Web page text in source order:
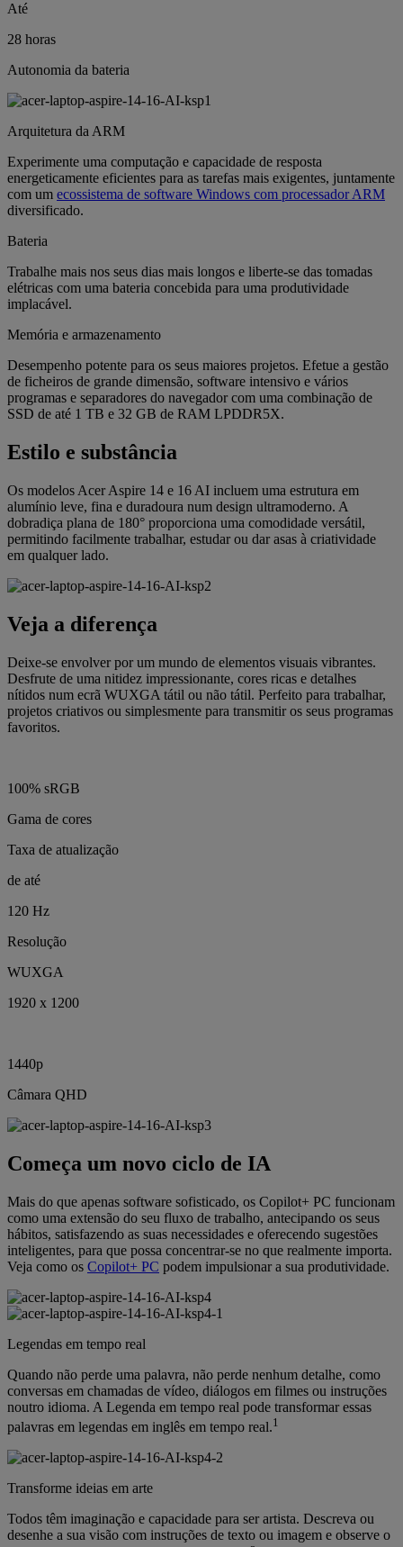
Até
28 horas
Autonomia da bateria
Arquitetura da ARM
Experimente uma computação e capacidade de resposta
energeticamente eficientes para as tarefas mais exigentes, juntamente
com um ecossistema de software Windows com processador ARM
diversificado.
Bateria
Trabalhe mais nos seus dias mais longos e liberte-se das tomadas
elétricas com uma bateria concebida para uma produtividade
implacável.
Memória e armazenamento
Desempenho potente para os seus maiores projetos. Efetue a gestão
de ficheiros de grande dimensão, software intensivo e vários
programas e separadores do navegador com uma combinação de
SSD de até 1 TB e 32 GB de RAM LPDDR5X.
Estilo e substância
Os modelos Acer Aspire 14 e 16 AI incluem uma estrutura em
alumínio leve, fina e duradoura num design ultramoderno. A
dobradiça plana de 180° proporciona uma comodidade versátil,
permitindo facilmente trabalhar, estudar ou dar asas à criatividade
em qualquer lado.
Veja a diferença
Deixe-se envolver por um mundo de elementos visuais vibrantes.
Desfrute de uma nitidez impressionante, cores ricas e detalhes
nítidos num ecrã WUXGA tátil ou não tátil. Perfeito para trabalhar,
projetos criativos ou simplesmente para transmitir os seus programas
favoritos.
100% sRGB
Gama de cores
Taxa de atualização
de até
120 Hz
Resolução
WUXGA
1920 x 1200
1440p
Câmara QHD
Começa um novo ciclo de IA
Mais do que apenas software sofisticado, os Copilot+ PC funcionam
como uma extensão do seu fluxo de trabalho, antecipando os seus
hábitos, satisfazendo as suas necessidades e oferecendo sugestões
inteligentes, para que possa concentrar-se no que realmente importa.
Veja como os Copilot+ PC podem impulsionar a sua produtividade.
Legendas em tempo real
Quando não perde uma palavra, não perde nenhum detalhe, como
conversas em chamadas de vídeo, diálogos em filmes ou instruções
noutro idioma. A Legenda em tempo real pode transformar essas
palavras em legendas em inglês em tempo real.1
Transforme ideias em arte
Todos têm imaginação e capacidade para ser artista. Descreva ou
desenhe a sua visão com instruções de texto ou imagem e observe o